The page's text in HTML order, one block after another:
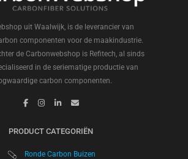
uit Waalwijk, is de leverancier van
componenten voor de maakindustrie.
de Carbonwebshop is Refitech, al sinds
in de seriematige productie van
carbon componenten.
PRODUCT CATEGORIËN
Ronde Carbon Buizen